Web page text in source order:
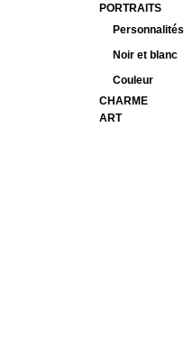
PORTRAITS
Personnalités
Noir et blanc
Couleur
CHARME
ART